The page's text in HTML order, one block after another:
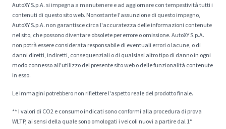
AutoXY S.p.A. si impegna a manutenere e ad aggiornare con tempestività tutti i
contenuti di questo sito web. Nonostante l'assunzione di questo impegno,
AutoXY S.p.A. non garantisce circa l'accuratezza delle informazioni contenute
nel sito, che possono diventare obsolete per errore o omissione. AutoXY S.p.A.
non potrà essere considerata responsabile di eventuali errori o lacune, o di
danni diretti, indiretti, consequenziali o di qualsiasi altro tipo di danno in ogni
modo connesso all'utilizzo del presente sito web o delle funzionalità contenute
in esso.
Le immagini potrebbero non riflettere l'aspetto reale del prodotto finale.
** I valori di CO2 e consumo indicati sono conformi alla procedura di prova
WLTP, ai sensi della quale sono omologati i veicoli nuovi a partire dal 1°